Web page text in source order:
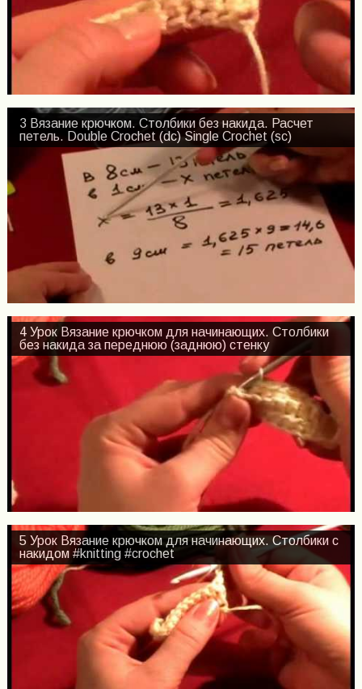
3 Вязание крючком. Столбики без накида. Расчет
петель. Double Crochet (dc) Single Crochet (sc)
4 Урок Вязание крючком для начинающих. Столбики
без накида за переднюю (заднюю) стенку
5 Урок Вязание крючком для начинающих. Столбики с
накидом #knitting #crochet